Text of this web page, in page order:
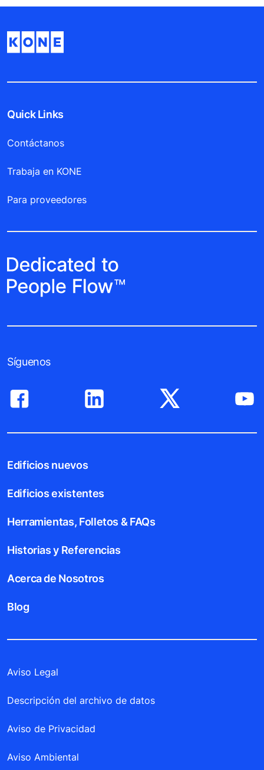
Quick Links
Contáctanos
Trabaja en KONE
Para proveedores
Síguenos
Edificios nuevos
Edificios existentes
Herramientas, Folletos & FAQs
Historias y Referencias
Acerca de Nosotros
Blog
Aviso Legal
Descripción del archivo de datos
Aviso de Privacidad
Aviso Ambiental